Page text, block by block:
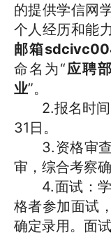
的提供学信网
个人经历和能
邮箱
命名为“应聘
业”。
2.报名时
31日。
3.资格审
审，综合考察
4.面试：
格者参加面试，
确定录用。 面试